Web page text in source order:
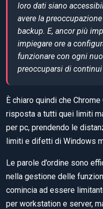
loro dati siano
avere la
backup. E, ancor più
impiegare ore a
funzionare con ogni
preoccuparsi di
È chiaro quindi che
risposta a tutti quei limiti
per pc, prendendo le
limiti e difetti di Windows
Le parole d’ordine sono
nella gestione delle
comincia ad essere
per workstation e server,